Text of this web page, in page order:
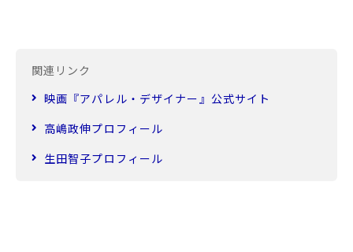
関連リンク
映画『アパレル・デザイナー』公式サイト
高嶋政伸プロフィール
生田智子プロフィール